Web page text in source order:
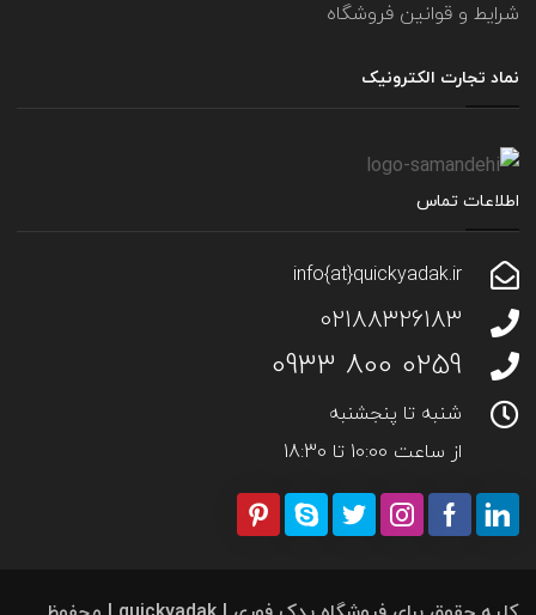
شرایط و قوانین فروشگاه
نماد تجارت الکترونیک
اطلاعات تماس
info{at}quickyadak.ir
02188326183
0259 800 0933
شنبه تا پنجشنبه
از ساعت 10:00 تا 18:30